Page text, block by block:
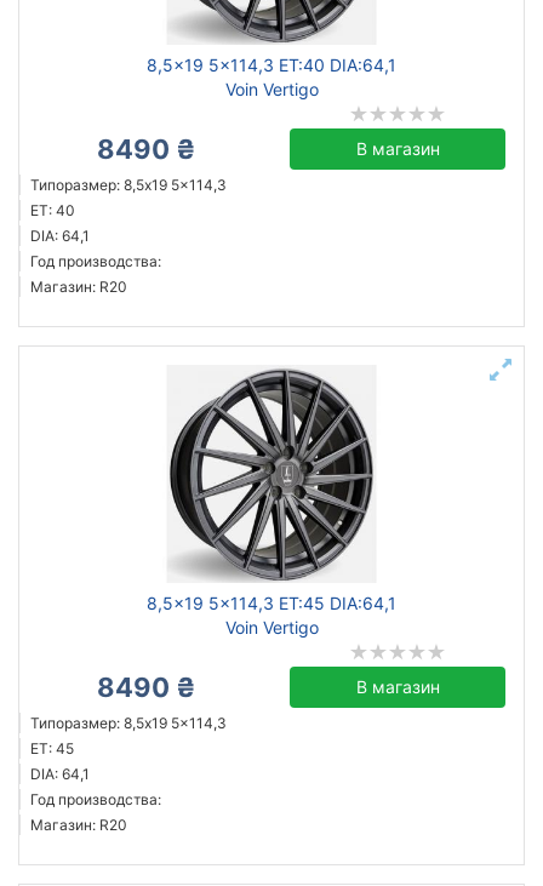
8,5x19 5x114,3 ET:40 DIA:64,1
Voin Vertigo
8490 ₴ В магазин
Типоразмер: 8,5x19 5x114,3
ET: 40
DIA: 64,1
Год производства:
Магазин: R20
8,5x19 5x114,3 ET:45 DIA:64,1
Voin Vertigo
8490 ₴ В магазин
Типоразмер: 8,5x19 5x114,3
ET: 45
DIA: 64,1
Год производства:
Магазин: R20